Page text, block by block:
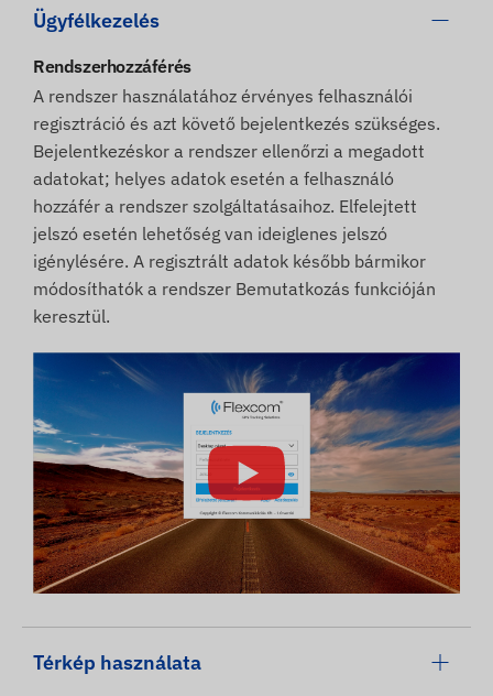
Ügyfélkezelés
Rendszerhozzáférés
A rendszer használatához érvényes felhasználói
regisztráció és azt követő bejelentkezés szükséges.
Bejelentkezéskor a rendszer ellenőrzi a megadott
adatokat; helyes adatok esetén a felhasználó
hozzáfér a rendszer szolgáltatásaihoz. Elfelejtett
jelszó esetén lehetőség van ideiglenes jelszó
igénylésére. A regisztrált adatok később bármikor
módosíthatók a rendszer Bemutatkozás funkcióján
keresztül.
Térkép használata